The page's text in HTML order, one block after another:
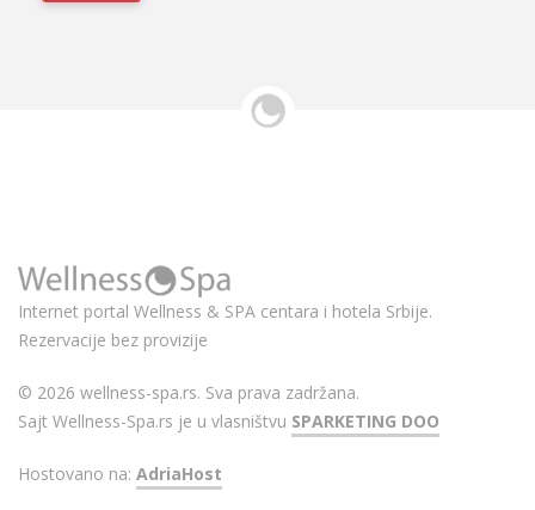
Internet portal Wellness & SPA centara i hotela Srbije.
Rezervacije bez provizije
© 2026 wellness-spa.rs. Sva prava zadržana.
Sajt Wellness-Spa.rs je u vlasništvu SPARKETING DOO
Hostovano na: AdriaHost